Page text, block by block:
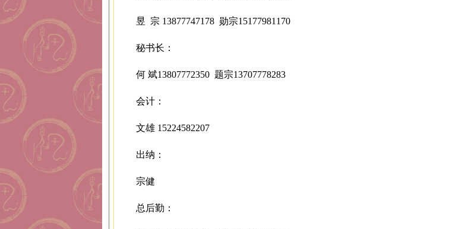
昱 宗 13877747178 勋宗15177981170
秘书长：
何 斌13807772350 题宗13707778283
会计：
文雄 15224582207
出纳：
宗健
总后勤：